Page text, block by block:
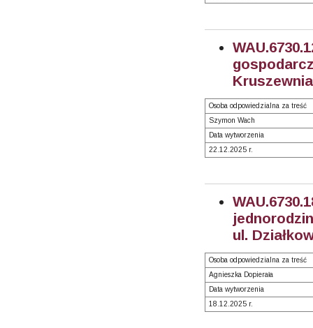
Osoba odpowiedzialna za treść
Szymon Wach
Data wytworzenia
22.12.2025 r.
ul.
Osoba odpowiedzialna za treść
Agnieszka Dopierała
Data wytworzenia
18.12.2025 r.